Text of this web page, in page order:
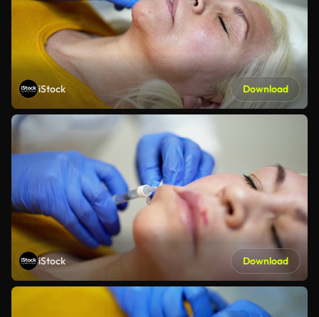
iStock Download
iStock Download